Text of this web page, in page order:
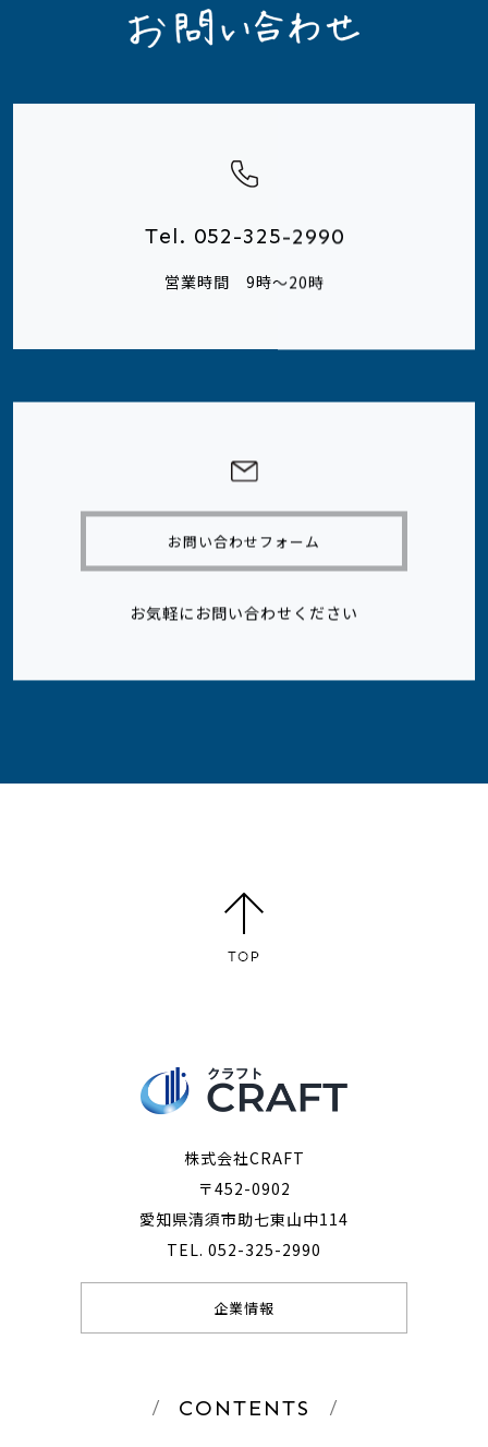
Tel. 052-325-2990
営業時間 9時～20時
お問い合わせフォーム
お気軽にお問い合わせください
株式会社CRAFT
〒452-0902
愛知県清須市助七東山中114
TEL. 052-325-2990
企業情報
CONTENTS